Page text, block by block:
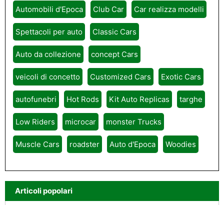
Automobili d'Epoca Club Car Car realizza modelli
Spettacoli per auto Classic Cars
Auto da collezione concept Cars
veicoli di concetto Customized Cars Exotic Cars
autofunebri Hot Rods Kit Auto Replicas targhe
Low Riders microcar monster Trucks
Muscle Cars roadster Auto d'Epoca Woodies
Articoli popolari